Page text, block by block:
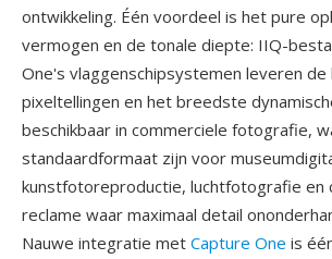
ontwikkeling. Één voordeel is het pure
vermogen en de tonale diepte: IIQ-
One's vlaggenschipsystemen leveren
pixeltellingen en het breedste
beschikbaar in commerciele fotografie,
standaardformaat zijn voor
kunstfotoreproductie, luchtfotografie en
reclame waar maximaal detail
Nauwe integratie met Capture One is